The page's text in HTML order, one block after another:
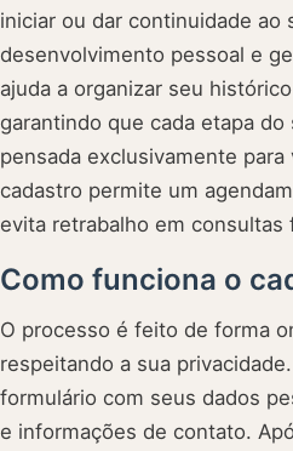
iniciar ou dar continuidade ao
desenvolvimento pessoal e
ajuda a organizar seu
garantindo que cada etapa
pensada exclusivamente
cadastro permite um
evita retrabalho em consultas
Como funciona o
O processo é feito de forma
respeitando a sua
formulário com seus dados
e informações de contato.